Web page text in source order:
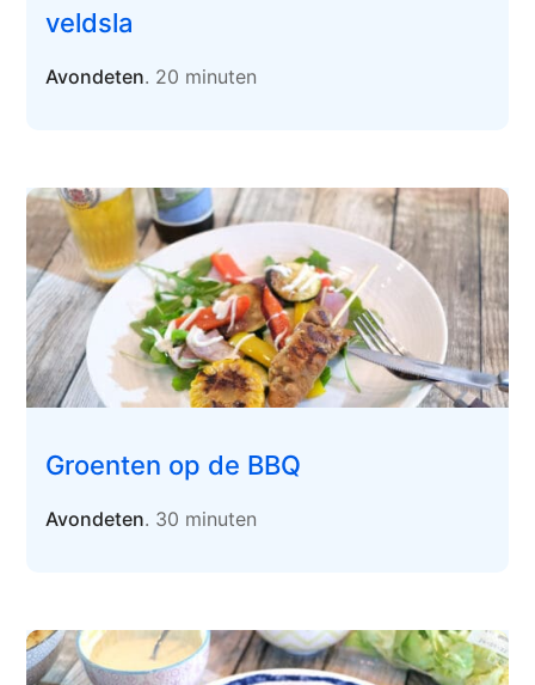
veldsla
Avondeten. 20 minuten
Groenten op de BBQ
Avondeten. 30 minuten